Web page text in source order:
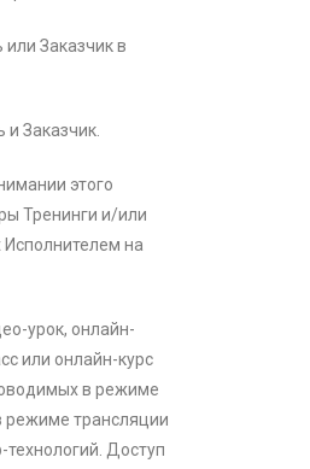
Заказчик в
Заказчик.
этого
Тренинги и/или
на
урок, онлайн-
или онлайн-курс
в режиме
режиме трансляции
Доступ